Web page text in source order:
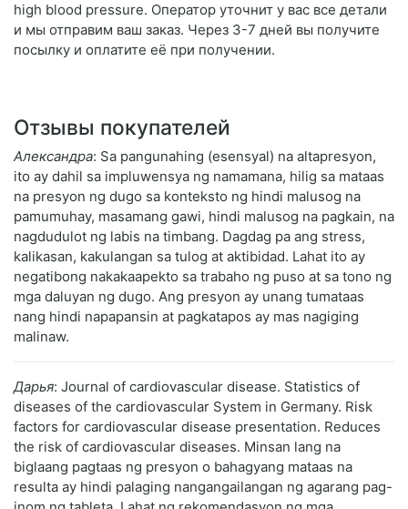
high blood pressure. Оператор уточнит у вас все детали
и мы отправим ваш заказ. Через 3-7 дней вы получите
посылку и оплатите её при получении.
Отзывы покупателей
Александра: Sa pangunahing (esensyal) na altapresyon,
ito ay dahil sa impluwensya ng namamana, hilig sa mataas
na presyon ng dugo sa konteksto ng hindi malusog na
pamumuhay, masamang gawi, hindi malusog na pagkain, na
nagdudulot ng labis na timbang. Dagdag pa ang stress,
kalikasan, kakulangan sa tulog at aktibidad. Lahat ito ay
negatibong nakakaapekto sa trabaho ng puso at sa tono ng
mga daluyan ng dugo. Ang presyon ay unang tumataas
nang hindi napapansin at pagkatapos ay mas nagiging
malinaw.
Дарья: Journal of cardiovascular disease. Statistics of
diseases of the cardiovascular System in Germany. Risk
factors for cardiovascular disease presentation. Reduces
the risk of cardiovascular diseases. Minsan lang na
biglaang pagtaas ng presyon o bahagyang mataas na
resulta ay hindi palaging nangangailangan ng agarang pag-